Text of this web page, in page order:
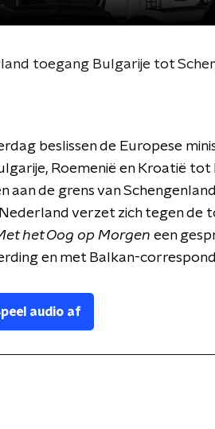
toegang Bulgarije tot
beslissen de Europese
Roemenië en Kroatië tot
aan de grens van
verzet zich tegen de
het Oog op Morgen een
en met Balkan-
audio af